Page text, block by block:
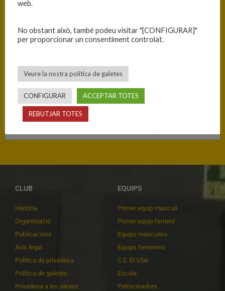
Data
19/11/2022 11:00
Pre-Infantil masculí 2022-
23
2022-2023
RESULTATS
Equip
C.B. Roses
CLUB
Història
Organització
Publicacions
Avís legal
Política de privadesa
Política de galetes
Privadesa a les xarxes
EQUIPS
Primer equip masculí
Primer equip femení
Equips masculins
Equips femenins
C.E. El Vilar
Escola
Patrocinadors
web.
No obstant això, també podeu visitar "[CONFIGURAR]"
per proporcionar un consentiment controlat.
Veure la nostra política de galetes
CONFIGURAR ACCEPTAR TOTES
REBUTJAR TOTES